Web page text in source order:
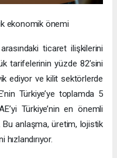
ekonomik önemi
ticaret ilişkilerini
tarifelerinin yüzde 82’sini
ediyor ve kilit sektörlerde
Türkiye’ye toplamda 5
Türkiye’nin en önemli
Bu anlaşma, üretim, lojistik